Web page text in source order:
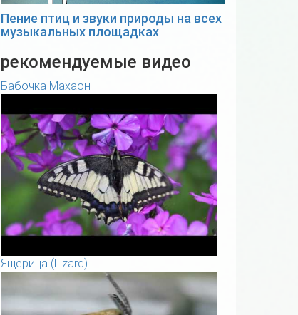
Пение птиц и звуки природы на всех
музыкальных площадках
рекомендуемые видео
Бабочка Махаон
Ящерица (Lizard)